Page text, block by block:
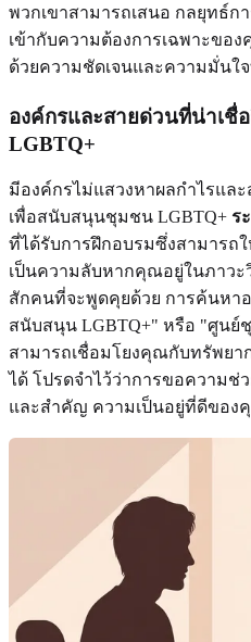
พวกเขาสามารถเสนอ กลยุทธ์ก
เข้ากับความต้องการเฉพาะขอ
ด้วยความชัดเจนและความมั่นใ
องค์กรและสายด่วนที่น่าเชื่
LGBTQ+
มีองค์กรไม่แสวงหาผลกำไรแล
เพื่อสนับสนุนชุมชน LGBTQ+ ร
ที่ได้รับการฝึกอบรมซึ่งสามารถ
เป็นความลับหากคุณอยู่ในภาวะ
สักคนที่จะพูดคุยด้วย การค้นหา
สนับสนุน LGBTQ+" หรือ "ศูนย์
สามารถเชื่อมโยงคุณกับทรัพย
ได้ โปรดจำไว้ว่าการขอความช่
และสำคัญ ความเป็นอยู่ที่ดีขอ